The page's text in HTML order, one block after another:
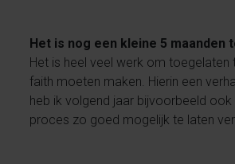
Het is nog een kleine 5 maanden
Het is heel veel werk om
faith moeten maken. Hierin een
heb ik volgend jaar bijvoorbeeld
proces zo goed mogelijk te laten